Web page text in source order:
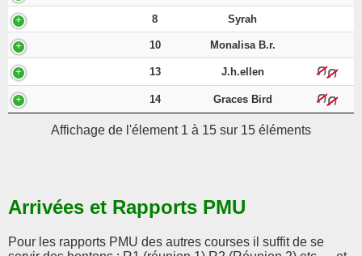
8 Syrah
10 Monalisa B.r.
13 J.h.ellen
14 Graces Bird
Affichage de l'élement 1 à 15 sur 15 éléments
Arrivées et Rapports PMU
Pour les rapports PMU des autres courses il suffit de se